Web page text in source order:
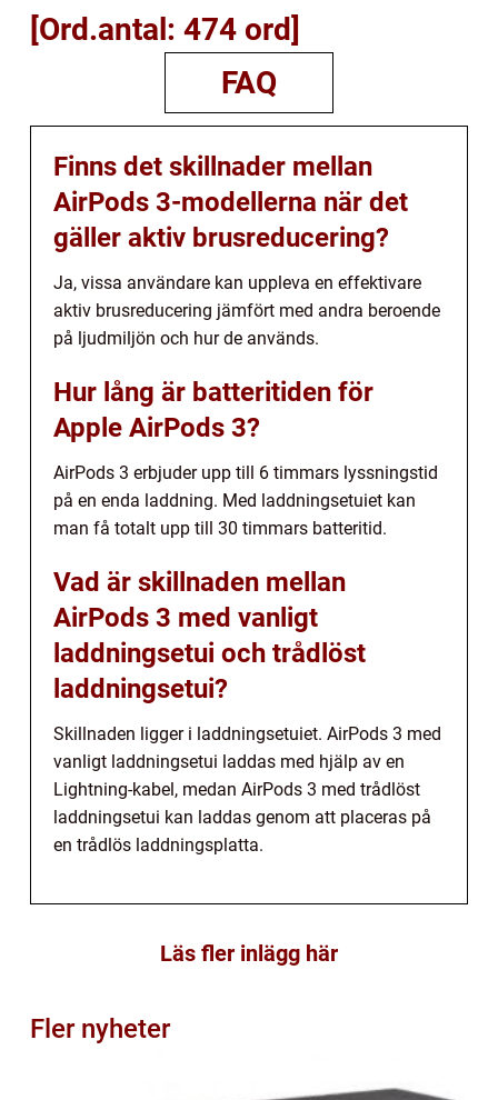
[Ord.antal: 474 ord]
FAQ
Finns det skillnader mellan
AirPods 3-modellerna när det
gäller aktiv brusreducering?
Ja, vissa användare kan uppleva en effektivare
aktiv brusreducering jämfört med andra beroende
på ljudmiljön och hur de används.
Hur lång är batteritiden för
Apple AirPods 3?
AirPods 3 erbjuder upp till 6 timmars lyssningstid
på en enda laddning. Med laddningsetuiet kan
man få totalt upp till 30 timmars batteritid.
Vad är skillnaden mellan
AirPods 3 med vanligt
laddningsetui och trådlöst
laddningsetui?
Skillnaden ligger i laddningsetuiet. AirPods 3 med
vanligt laddningsetui laddas med hjälp av en
Lightning-kabel, medan AirPods 3 med trådlöst
laddningsetui kan laddas genom att placeras på
en trådlös laddningsplatta.
Läs fler inlägg här
Fler nyheter